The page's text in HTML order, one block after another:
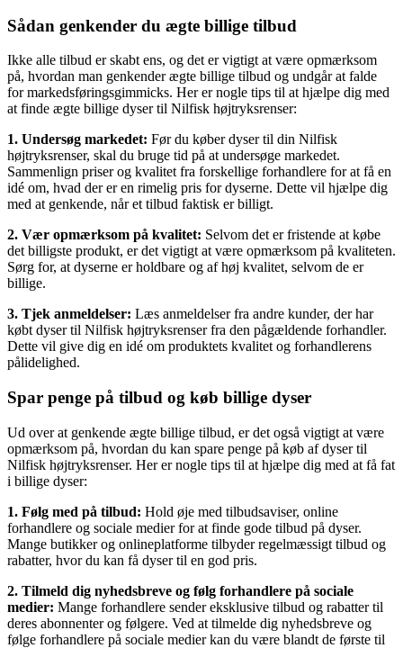
Sådan genkender du ægte billige tilbud
Ikke alle tilbud er skabt ens, og det er vigtigt at være opmærksom
på, hvordan man genkender ægte billige tilbud og undgår at falde
for markedsføringsgimmicks. Her er nogle tips til at hjælpe dig med
at finde ægte billige dyser til Nilfisk højtryksrenser:
1. Undersøg markedet: Før du køber dyser til din Nilfisk
højtryksrenser, skal du bruge tid på at undersøge markedet.
Sammenlign priser og kvalitet fra forskellige forhandlere for at få en
idé om, hvad der er en rimelig pris for dyserne. Dette vil hjælpe dig
med at genkende, når et tilbud faktisk er billigt.
2. Vær opmærksom på kvalitet: Selvom det er fristende at købe
det billigste produkt, er det vigtigt at være opmærksom på kvaliteten.
Sørg for, at dyserne er holdbare og af høj kvalitet, selvom de er
billige.
3. Tjek anmeldelser: Læs anmeldelser fra andre kunder, der har
købt dyser til Nilfisk højtryksrenser fra den pågældende forhandler.
Dette vil give dig en idé om produktets kvalitet og forhandlerens
pålidelighed.
Spar penge på tilbud og køb billige dyser
Ud over at genkende ægte billige tilbud, er det også vigtigt at være
opmærksom på, hvordan du kan spare penge på køb af dyser til
Nilfisk højtryksrenser. Her er nogle tips til at hjælpe dig med at få fat
i billige dyser:
1. Følg med på tilbud: Hold øje med tilbudsaviser, online
forhandlere og sociale medier for at finde gode tilbud på dyser.
Mange butikker og onlineplatforme tilbyder regelmæssigt tilbud og
rabatter, hvor du kan få dyser til en god pris.
2. Tilmeld dig nyhedsbreve og følg forhandlere på sociale
medier: Mange forhandlere sender eksklusive tilbud og rabatter til
deres abonnenter og følgere. Ved at tilmelde dig nyhedsbreve og
følge forhandlere på sociale medier kan du være blandt de første til